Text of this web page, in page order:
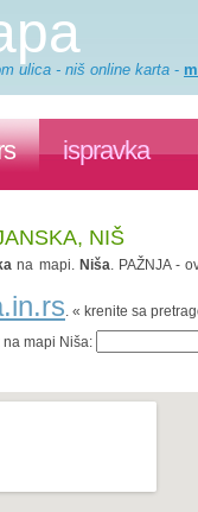
ulica - niš online karta -
ispravka
NIŠ
na mapi. Niša. PAŽNJA -
. « krenite sa
na mapi Niša: